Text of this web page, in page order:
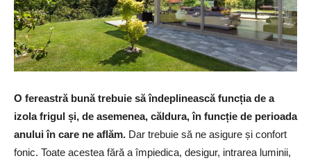
O fereastră bună trebuie să îndeplinească funcția de a
izola frigul și, de asemenea, căldura, în funcție de perioada
anului în care ne aflăm. Dar trebuie să ne asigure și confort
fonic. Toate acestea fără a împiedica, desigur, intrarea luminii,